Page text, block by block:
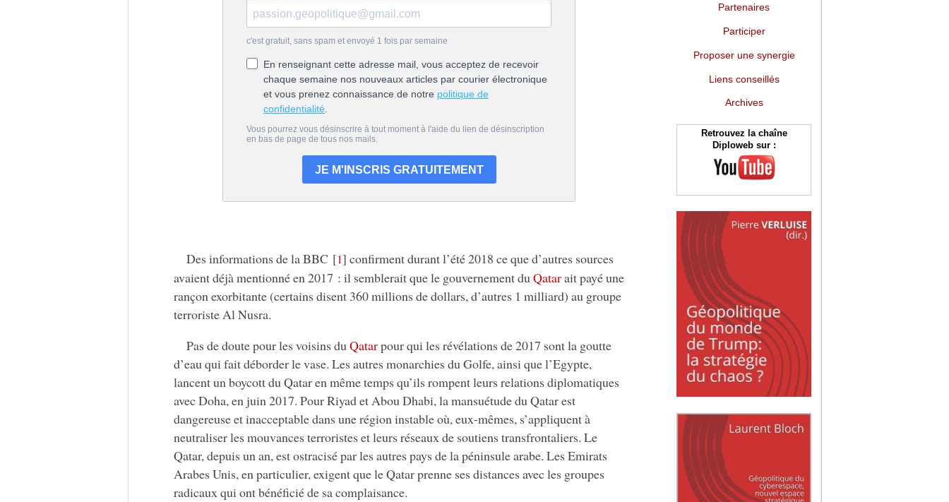
Des informations de la BBC [1] confirment durant l’été 2018 ce que d’autres sources
avaient déjà mentionné en 2017 : il semblerait que le gouvernement duQatarait payé une
rançon exorbitante (certains disent 360 millions de dollars, d’autres 1 milliard) au groupe
terroriste Al Nusra.
Pas de doute pour les voisins duQatarpour qui les révélations de 2017 sont la goutte
d’eau qui fait déborder le vase. Les autres monarchies du Golfe, ainsi que l’Egypte,
lancent un boycott du Qatar en même temps qu’ils rompent leurs relations diplomatiques
avec Doha, en juin 2017. Pour Riyad et Abou Dhabi, la mansuétude du Qatar est
dangereuse et inacceptable dans une région instable où, eux-mêmes, s’appliquent à
neutraliser les mouvances terroristes et leurs réseaux de soutiens transfrontaliers. Le
Qatar, depuis un an, est ostracisé par les autres pays de la péninsule arabe. Les Emirats
Arabes Unis, en particulier, exigent que le Qatar prenne ses distances avec les groupes
radicaux qui ont bénéficié de sa complaisance.
Partenaires
Participer
Proposer une synergie
Liens conseillés
Archives
Retrouvez la chaîne
Diploweb sur :